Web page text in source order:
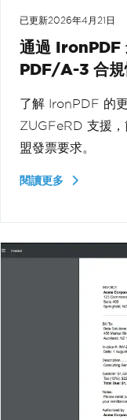
已更新2026年4月21日
通過 IronPDF
PDF/A-3 合規
了解 IronPDF 的
ZUGFeRD 支援，
盟發票要求。
閱讀更多